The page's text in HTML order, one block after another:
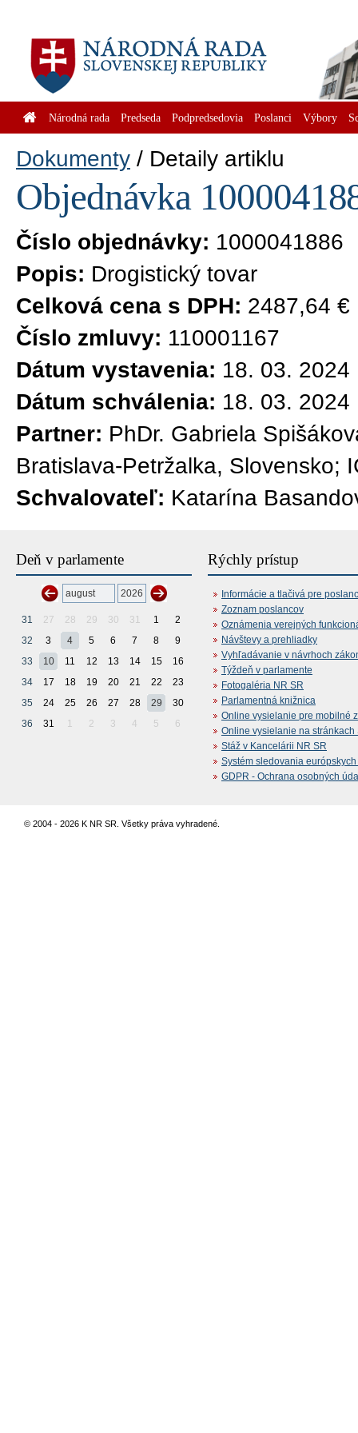
Národná rada Predseda Podpredsedovia Poslanci Výbory
Dokumenty Detaily artiklu
Objednávka
Číslo objednávky: 1000041886
Popis: Drogistický tovar
Celková cena s DPH: 2487,64 €
Číslo zmluvy: 110001167
Dátum vystavenia: 18. 03. 2024
Dátum schválenia: 18. 03. 2024
Partner: PhDr. Gabriela
Bratislava-Petržalka, Slovensko;
Schvalovateľ: Katarína
Deň v parlamente
31 27 28 29 30 31 1
2
32
3 4 5 6 7 8
9
33
10 11 12 13 14 15
16
34
17 18 19 20 21 22
23
35
24 25 26 27 28 29
30
36
31 1 2 3 4 5 6
Rýchly prístup
Informácie a tlačivá pre
Zoznam poslancov
Oznámenia verejných
Návštevy a prehliadky
Vyhľadávanie v návrhoch
Týždeň v parlamente
Fotogaléria NR SR
Parlamentná knižnica
Online vysielanie pre mobilné
Online vysielanie na stránkach
Stáž v Kancelárii NR SR
Systém sledovania
GDPR - Ochrana osobných
© 2004 - 2026 K NR SR. Všetky práva vyhradené.